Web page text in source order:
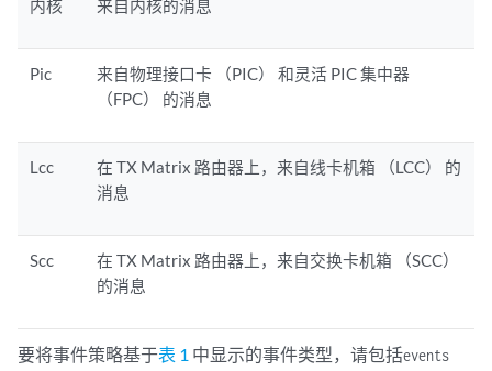
内核 来自内核的消息
Pic
来自物理接口卡 （PIC） 和灵活 PIC 集中器
（FPC） 的消息
Lcc
在 TX Matrix 路由器上，来自线卡机箱 （LCC） 的
消息
Scc
在 TX Matrix 路由器上，来自交换卡机箱 （SCC）
的消息
要将事件策略基于表 1 中显示的事件类型，请包括events